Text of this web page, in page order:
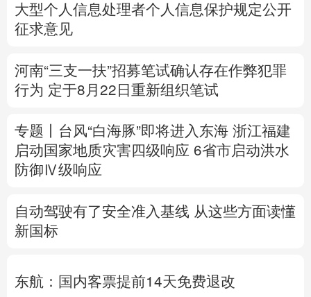
Русский язык 日本語 한국어
大型个人信息处理者个人信息保护规定公开
征求意见
河南“三支一扶”招募笔试确认存在作弊犯罪
行为 定于8月22日重新组织笔试
专题丨 台风“白海豚”即将进入东海 浙江福建
启动国家地质灾害四级响应 6省市启动洪水
防御Ⅳ级响应
自动驾驶有了安全准入基线 从这些方面读懂
新国标
东航：国内客票提前14天免费退改